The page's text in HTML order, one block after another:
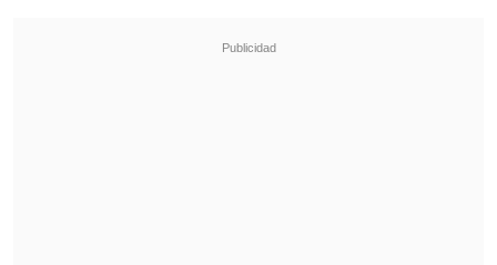
José Antonio Neme protagonizó colisión en